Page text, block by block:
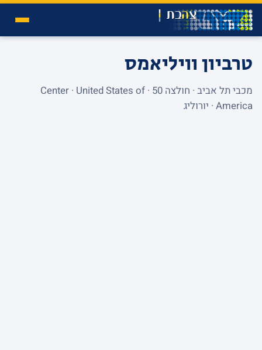
טרביון וויליאמס
מכבי תל אביב · חולצה 50 · Center · United States of
America · יורוליג